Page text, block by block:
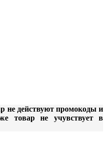
не действуют промокоды и
товар не учувствует в